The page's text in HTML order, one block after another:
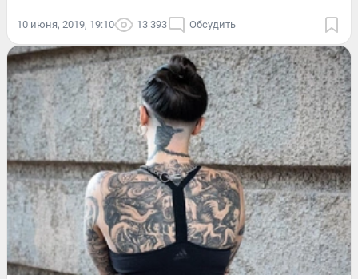
10 июня, 2019, 19:10 13 393 Обсудить